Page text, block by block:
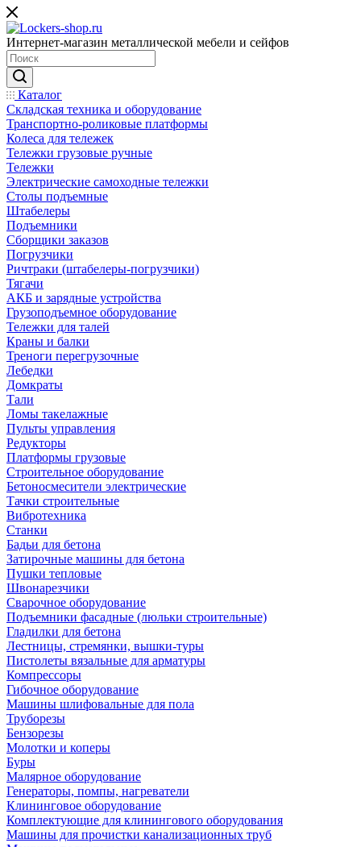
Интернет-магазин металлической мебели и сейфов
Каталог
Складская техника и оборудование
Транспортно-роликовые платформы
Колеса для тележек
Тележки грузовые ручные
Тележки
Электрические самоходные тележки
Столы подъемные
Штабелеры
Подъемники
Сборщики заказов
Погрузчики
Ричтраки (штабелеры-погрузчики)
Тягачи
АКБ и зарядные устройства
Грузоподъемное оборудование
Тележки для талей
Краны и балки
Треноги перегрузочные
Лебедки
Домкраты
Тали
Ломы такелажные
Пульты управления
Редукторы
Платформы грузовые
Строительное оборудование
Бетоносмесители электрические
Тачки строительные
Вибротехника
Станки
Бадьи для бетона
Затирочные машины для бетона
Пушки тепловые
Швонарезчики
Сварочное оборудование
Подъемники фасадные (люльки строительные)
Гладилки для бетона
Лестницы, стремянки, вышки-туры
Пистолеты вязальные для арматуры
Компрессоры
Гибочное оборудование
Машины шлифовальные для пола
Труборезы
Бензорезы
Молотки и коперы
Буры
Малярное оборудование
Генераторы, помпы, нагреватели
Клининговое оборудование
Комплектующие для клинингового оборудования
Машины для прочистки канализационных труб